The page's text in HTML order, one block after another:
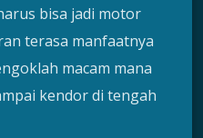
bisa jadi motor
terasa manfaatnya
macam mana
kendor di tengah